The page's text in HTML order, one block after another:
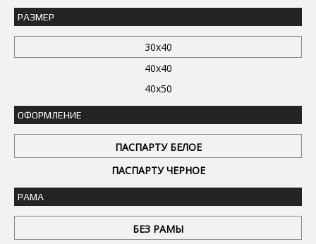
РАЗМЕР
30x40
40x40
40x50
ОФОРМЛЕНИЕ
ПАСПАРТУ БЕЛОЕ
ПАСПАРТУ ЧЕРНОЕ
РАМА
БЕЗ РАМЫ